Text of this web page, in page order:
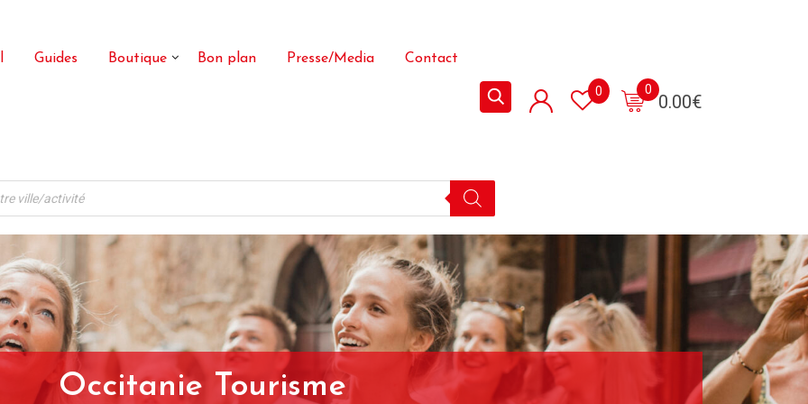
Guides Boutique Bon plan Presse/Media Contact
0.00€
0
0
Occitanie Tourisme